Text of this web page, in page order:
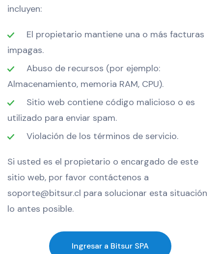
incluyen:
El propietario mantiene una o más facturas
impagas.
Abuso de recursos (por ejemplo:
Almacenamiento, memoria RAM, CPU).
Sitio web contiene código malicioso o es
utilizado para enviar spam.
Violación de los términos de servicio.
Si usted es el propietario o encargado de este
sitio web, por favor contáctenos a
soporte@bitsur.cl para solucionar esta situación
lo antes posible.
Ingresar a Bitsur SPA